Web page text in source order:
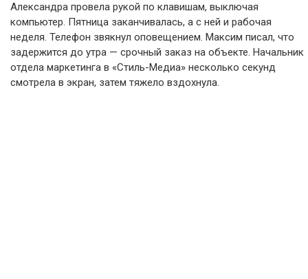
Александра провела рукой по клавишам, выключая
компьютер. Пятница заканчивалась, а с ней и рабочая
неделя. Телефон звякнул оповещением. Максим писал, что
задержится до утра — срочный заказ на объекте. Начальник
отдела маркетинга в «Стиль-Медиа» несколько секунд
смотрела в экран, затем тяжело вздохнула.